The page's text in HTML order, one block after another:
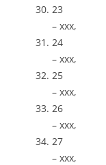
23
– xxx,
24
– xxx,
25
– xxx,
26
– xxx,
27
– xxx,